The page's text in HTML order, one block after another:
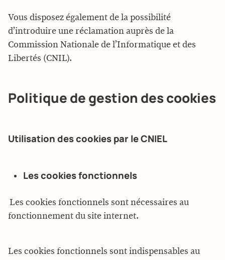
Vous disposez également de la possibilité
d’introduire une réclamation auprès de la
Commission Nationale de l’Informatique et des
Libertés (CNIL).
Politique de gestion des cookies
Utilisation des cookies par le CNIEL
Les cookies fonctionnels
Les cookies fonctionnels sont nécessaires au
fonctionnement du site internet.
Les cookies fonctionnels sont indispensables au